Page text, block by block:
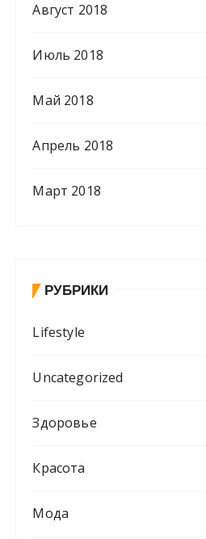
Август 2018
Июль 2018
Май 2018
Апрель 2018
Март 2018
РУБРИКИ
Lifestyle
Uncategorized
Здоровье
Красота
Мода